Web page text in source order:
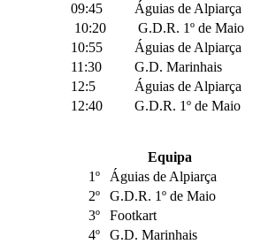
09:45
Águias de Alpiarça
10:20
G.D.R. 1º de Maio
10:55
Águias de Alpiarça
11:30
G.D. Marinhais
12:5
Águias de Alpiarça
12:40
G.D.R. 1º de Maio
Equipa
1º
Águias de Alpiarça
2º
G.D.R. 1º de Maio
3º
Footkart
4º
G.D. Marinhais